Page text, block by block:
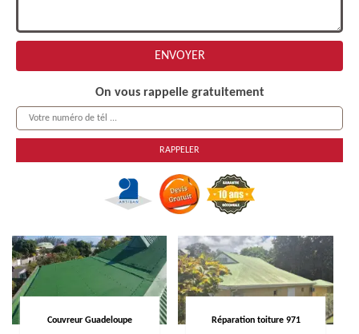
On vous rappelle gratuitement
Couvreur Guadeloupe Réparation toiture 971